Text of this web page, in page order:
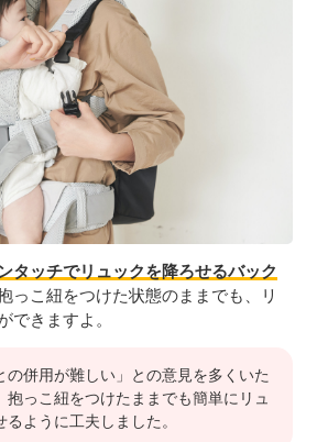
タッチでリュックを降ろせるバック
っこ紐をつけた状態のままでも、リ
できますよ。
の併用が難しい」との意見を多くいた
抱っこ紐をつけたままでも簡単にリュ
るように工夫しました。